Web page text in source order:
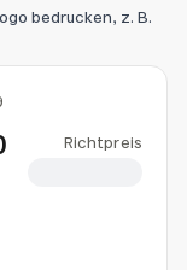
Richtpreis
bedrucken, z. B.